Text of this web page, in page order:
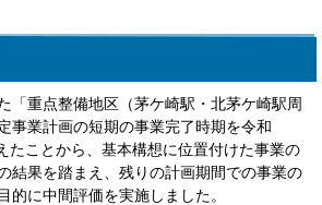
「重点整備地区（茅ケ崎駅・北茅ケ崎駅周
事業計画の短期の事業完了時期を令和
たことから、基本構想に位置付けた事業の
結果を踏まえ、残りの計画期間での事業の
的に中間評価を実施しました。